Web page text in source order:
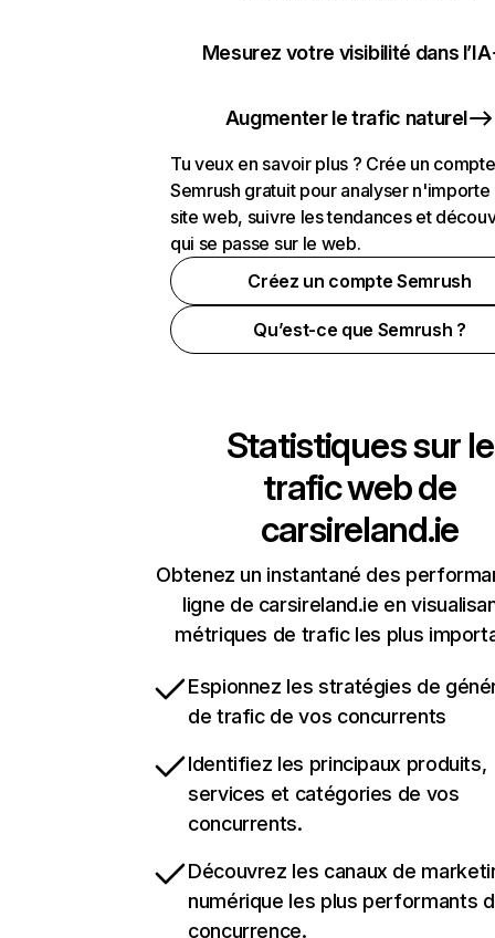
Mesurez votre visibilité dans l’IA
Augmenter le trafic naturel
Tu veux en savoir plus ? Crée un compte
Semrush gratuit pour analyser n'importe
site web, suivre les tendances et
qui se passe sur le web.
Créez un compte Semrush
Qu’est-ce que Semrush ?
Statistiques sur le
trafic web de
carsireland.ie
Obtenez un instantané des
ligne de carsireland.ie en
métriques de trafic les plus
Espionnez les stratégies de
de trafic de vos concurrents
Identifiez les principaux produits,
services et catégories de vos
concurrents.
Découvrez les canaux de
numérique les plus performants
concurrence.